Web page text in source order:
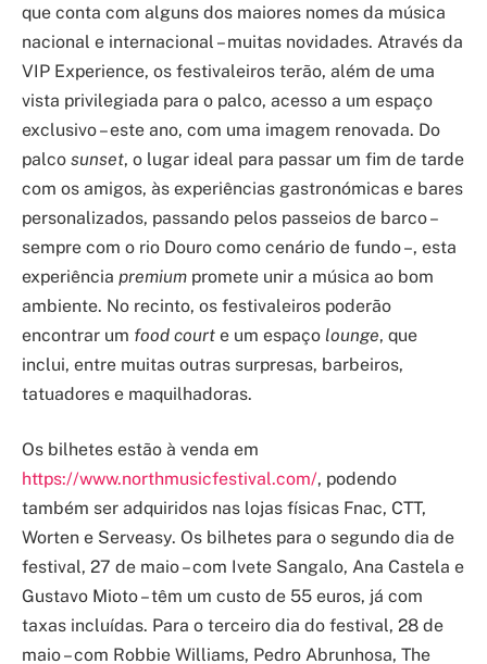
que conta com alguns dos maiores nomes da música
nacional e internacional – muitas novidades. Através da
VIP Experience, os festivaleiros terão, além de uma
vista privilegiada para o palco, acesso a um espaço
exclusivo – este ano, com uma imagem renovada. Do
palco sunset, o lugar ideal para passar um fim de tarde
com os amigos, às experiências gastronómicas e bares
personalizados, passando pelos passeios de barco –
sempre com o rio Douro como cenário de fundo –, esta
experiência premium promete unir a música ao bom
ambiente. No recinto, os festivaleiros poderão
encontrar um food court e um espaço lounge, que
inclui, entre muitas outras surpresas, barbeiros,
tatuadores e maquilhadoras.
Os bilhetes estão à venda em
https://www.northmusicfestival.com/, podendo
também ser adquiridos nas lojas físicas Fnac, CTT,
Worten e Serveasy. Os bilhetes para o segundo dia de
festival, 27 de maio – com Ivete Sangalo, Ana Castela e
Gustavo Mioto – têm um custo de 55 euros, já com
taxas incluídas. Para o terceiro dia do festival, 28 de
maio – com Robbie Williams, Pedro Abrunhosa, The